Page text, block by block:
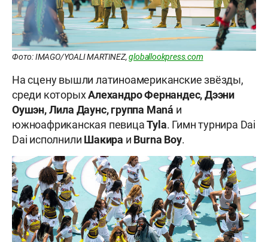
Фото: IMAGO/YOALI MARTINEZ,globallookpress.com
На сцену вышли латиноамериканские звёзды,
среди которыхАлехандро Фернандес, Дээни
Оушэн, Лила Даунс, группа Maná и
южноафриканская певицаTyla. Гимн турнира Dai
Dai исполнили Шакира и Burna Boy.